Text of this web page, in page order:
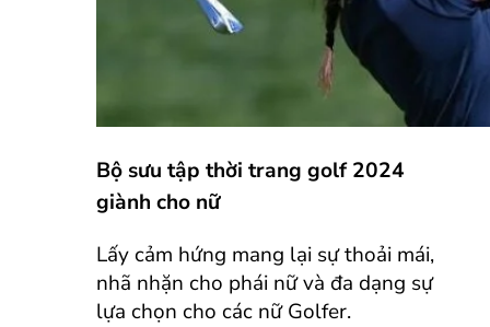
Bộ sưu tập thời trang golf 2024
giành cho nữ
Lấy cảm hứng mang lại sự thoải mái,
nhã nhặn cho phái nữ và đa dạng sự
lựa chọn cho các nữ Golfer.